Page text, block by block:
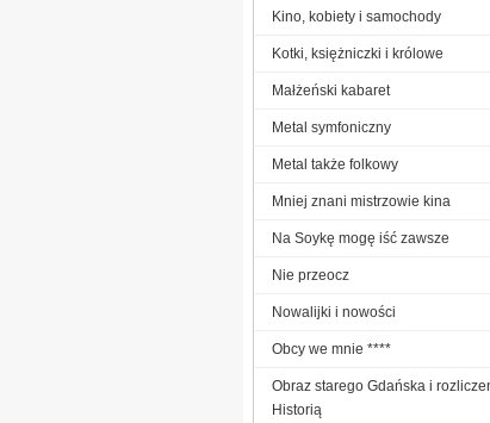
Kino, kobiety i samochody
Kotki, księżniczki i królowe
Małżeński kabaret
Metal symfoniczny
Metal także folkowy
Mniej znani mistrzowie kina
Na Soykę mogę iść zawsze
Nie przeocz
Nowalijki i nowości
Obcy we mnie ****
Obraz starego Gdańska i
Historią